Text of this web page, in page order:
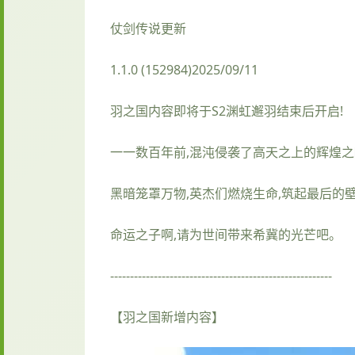
仗剑传说更新
1.1.0 (152984)2025/09/11
羽之国内容即将于S2渊虹邂羽结束后开启!
一一数百年前,混沌侵袭了高天之上的辉煌之
黑暗笼罩万物,英杰们燃烧生命,筑起最后的
命运之子啊,请为世间带来希冀的光芒吧。
--------------------------------------------------------
【羽之国新增内容】